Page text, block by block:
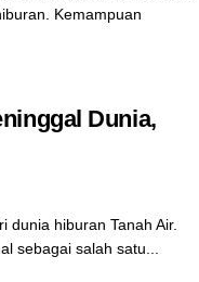
Kemampuan
Dunia,
dunia hiburan Tanah Air.
sebagai salah satu...